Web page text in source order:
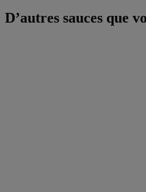
D’autres sauces que